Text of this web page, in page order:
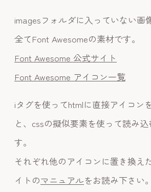
imagesフォルダに入っていない画
全てFont Awesomeの素材です。
Font Awesome 公式サイト
Font Awesome アイコン一覧
iタグを使ってhtmlに直接アイコン
と、cssの擬似要素を使って読み
す。
それぞれ他のアイコンに置き換え
イトのマニュアルをお読み下さい。